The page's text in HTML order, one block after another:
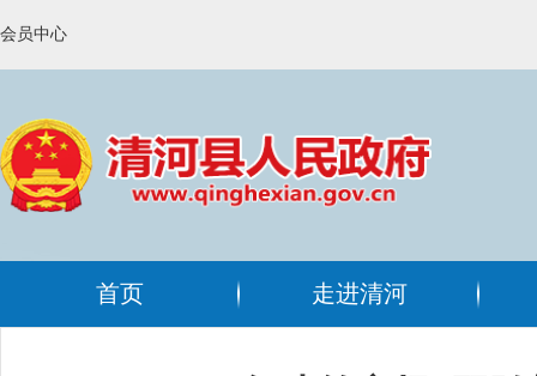
会员中心
首页 走进清河